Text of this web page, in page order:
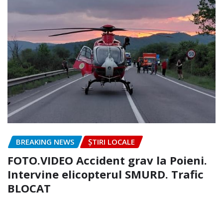
BREAKING NEWS ȘTIRI LOCALE
FOTO.VIDEO Accident grav la Poieni.
Intervine elicopterul SMURD. Trafic
BLOCAT